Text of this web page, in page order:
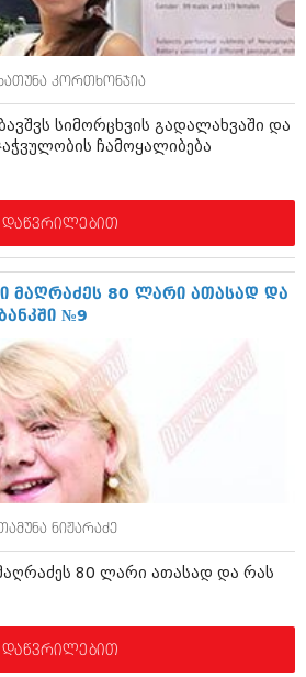
(1)
(2)
(1)
(2)
კორთხონჯია
სიმორცხვის გადალახვაში და
ჩამოყალიბება
დაწვრილებით
მაღრაძეს 80 ლარი ათასად და
№9
ნიჟარაძე
80 ლარი ათასად და რას
დაწვრილებით